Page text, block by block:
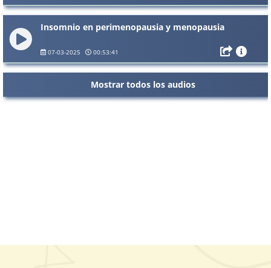
Insomnio en perimenopausia y menopausia
07-03-2025 00:53:41
Mostrar todos los audios